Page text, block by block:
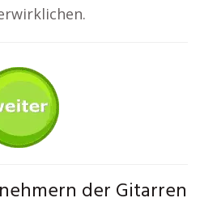
der Gitarren